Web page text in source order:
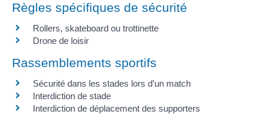
Règles spécifiques de sécurité
Rollers, skateboard ou trottinette
Drone de loisir
Rassemblements sportifs
Sécurité dans les stades lors d'un match
Interdiction de stade
Interdiction de déplacement des supporters